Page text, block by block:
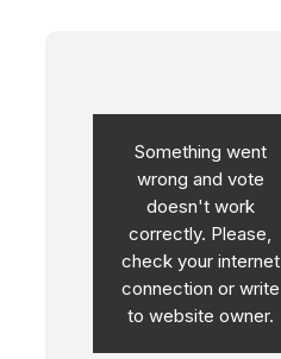
Something went
wrong and vote
doesn't work
correctly. Please,
check your internet
connection or write
to website owner.